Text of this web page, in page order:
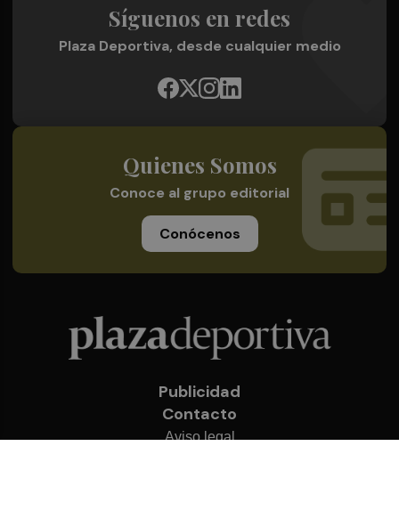
Síguenos en redes
Plaza Deportiva, desde cualquier medio
Quienes Somos
Conoce al grupo editorial
Conócenos
Publicidad
Contacto
Aviso legal